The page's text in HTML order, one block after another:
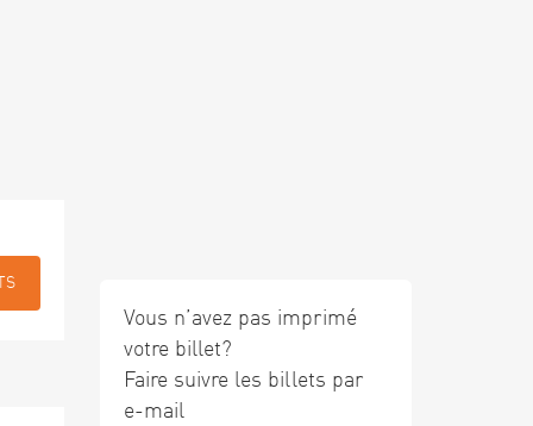
Vous n’avez pas imprimé
votre billet?
Faire suivre les billets par
e-mail